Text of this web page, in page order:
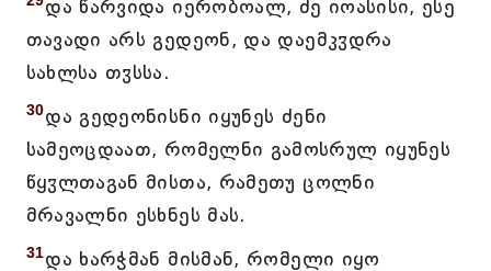
და წარვიდა იერობოალ, ძე იოასისი, ესე
თავადი არს გედეონ, და დაემკჳდრა
სახლსა თჳსსა.
30და გედეონისნი იყუნეს ძენი
სამეოცდაათ, რომელნი გამოსრულ იყუნეს
წყჳლთაგან მისთა, რამეთუ ცოლნი
მრავალნი ესხნეს მას.
31და ხარჭმან მისმან, რომელი იყო